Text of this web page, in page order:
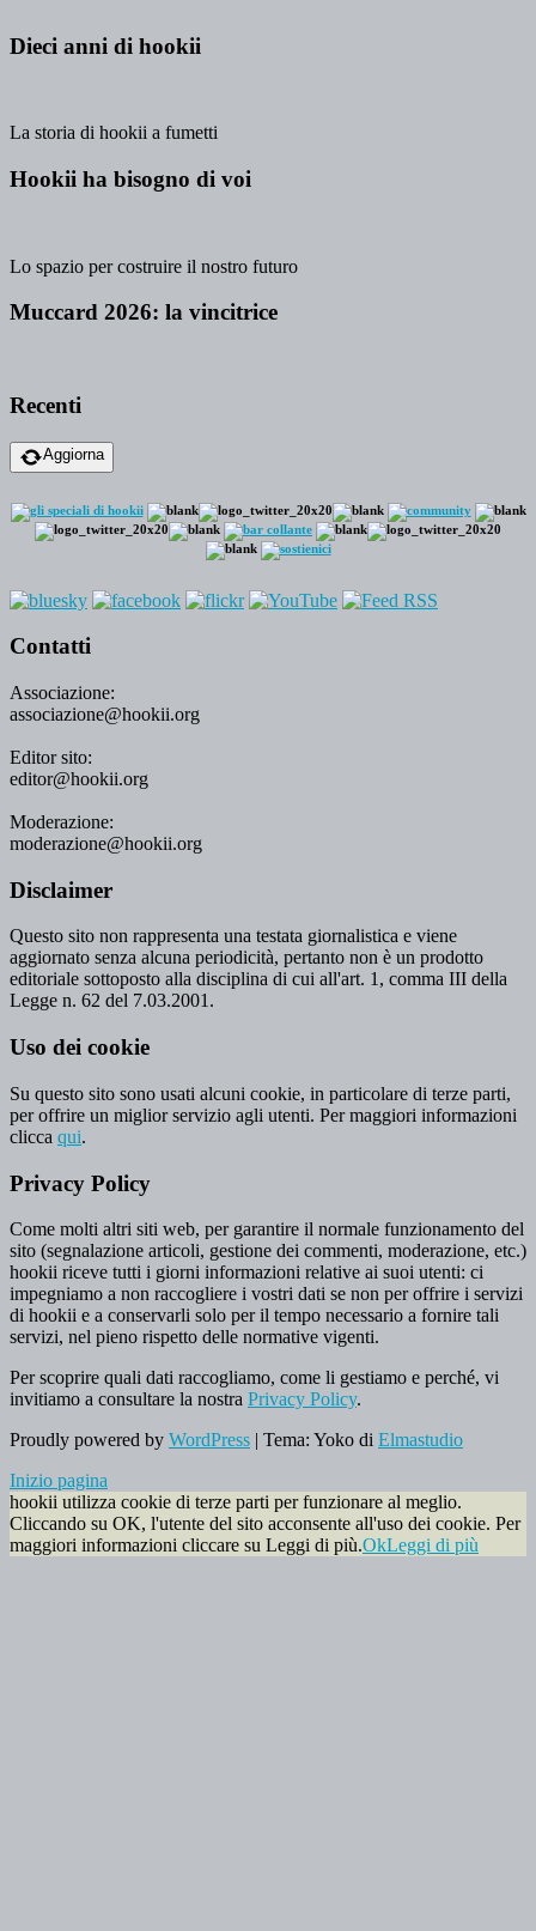
Dieci anni di hookii
La storia di hookii a fumetti
Hookii ha bisogno di voi
Lo spazio per costruire il nostro futuro
Muccard 2026: la vincitrice
Recenti
Aggiorna
Contatti
Associazione:
associazione@hookii.org
Editor sito:
editor@hookii.org
Moderazione:
moderazione@hookii.org
Disclaimer
Questo sito non rappresenta una testata giornalistica e viene
aggiornato senza alcuna periodicità, pertanto non è un prodotto
editoriale sottoposto alla disciplina di cui all'art. 1, comma III della
Legge n. 62 del 7.03.2001.
Uso dei cookie
Su questo sito sono usati alcuni cookie, in particolare di terze parti,
per offrire un miglior servizio agli utenti. Per maggiori informazioni
clicca qui.
Privacy Policy
Come molti altri siti web, per garantire il normale funzionamento del
sito (segnalazione articoli, gestione dei commenti, moderazione, etc.)
hookii riceve tutti i giorni informazioni relative ai suoi utenti: ci
impegniamo a non raccogliere i vostri dati se non per offrire i servizi
di hookii e a conservarli solo per il tempo necessario a fornire tali
servizi, nel pieno rispetto delle normative vigenti.
Per scoprire quali dati raccogliamo, come li gestiamo e perché, vi
invitiamo a consultare la nostra Privacy Policy.
Proudly powered by WordPress | Tema: Yoko di Elmastudio
Inizio pagina
hookii utilizza cookie di terze parti per funzionare al meglio.
Cliccando su OK, l'utente del sito acconsente all'uso dei cookie. Per
maggiori informazioni cliccare su Leggi di più.OkLeggi di più